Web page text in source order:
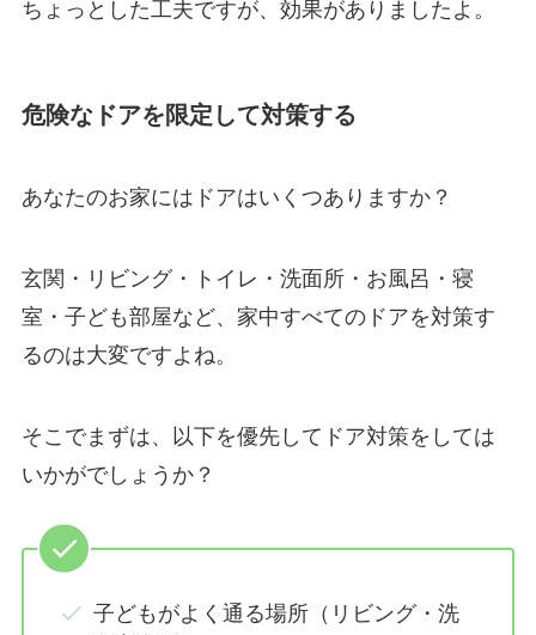
ちょっとした工夫ですが、効果がありましたよ。
危険なドアを限定して対策する
あなたのお家にはドアはいくつありますか？
玄関・リビング・トイレ・洗面所・お風呂・寝
室・子ども部屋など、家中すべてのドアを対策す
るのは大変ですよね。
そこでまずは、以下を優先してドア対策をしては
いかがでしょうか？
子どもがよく通る場所（リビング・洗